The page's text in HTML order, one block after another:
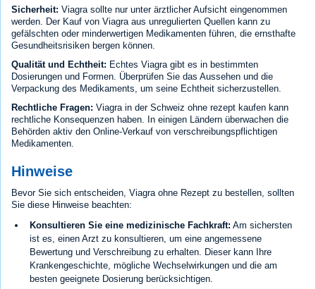
Sicherheit: Viagra sollte nur unter ärztlicher Aufsicht eingenommen
werden. Der Kauf von Viagra aus unregulierten Quellen kann zu
gefälschten oder minderwertigen Medikamenten führen, die ernsthafte
Gesundheitsrisiken bergen können.
Qualität und Echtheit: Echtes Viagra gibt es in bestimmten
Dosierungen und Formen. Überprüfen Sie das Aussehen und die
Verpackung des Medikaments, um seine Echtheit sicherzustellen.
Rechtliche Fragen: Viagra in der Schweiz ohne rezept kaufen kann
rechtliche Konsequenzen haben. In einigen Ländern überwachen die
Behörden aktiv den Online-Verkauf von verschreibungspflichtigen
Medikamenten.
Hinweise
Bevor Sie sich entscheiden, Viagra ohne Rezept zu bestellen, sollten
Sie diese Hinweise beachten:
Konsultieren Sie eine medizinische Fachkraft: Am sichersten
ist es, einen Arzt zu konsultieren, um eine angemessene
Bewertung und Verschreibung zu erhalten. Dieser kann Ihre
Krankengeschichte, mögliche Wechselwirkungen und die am
besten geeignete Dosierung berücksichtigen.